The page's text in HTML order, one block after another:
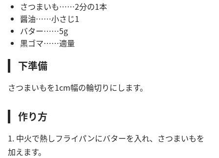
さつまいも……2分の1本
醤油……小さじ1
バター……5g
黒ゴマ……適量
下準備
さつまいもを1cm幅の輪切りにします。
作り方
1. 中火で熱しフライパンにバターを入れ、さつまいもを
加えます。